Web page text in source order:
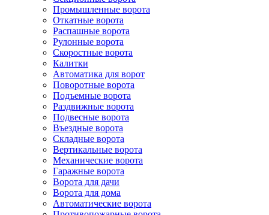
Промышленные ворота
Откатные ворота
Распашные ворота
Рулонные ворота
Скоростные ворота
Калитки
Автоматика для ворот
Поворотные ворота
Подъемные ворота
Раздвижные ворота
Подвесные ворота
Въездные ворота
Складные ворота
Вертикальные ворота
Механические ворота
Гаражные ворота
Ворота для дачи
Ворота для дома
Автоматические ворота